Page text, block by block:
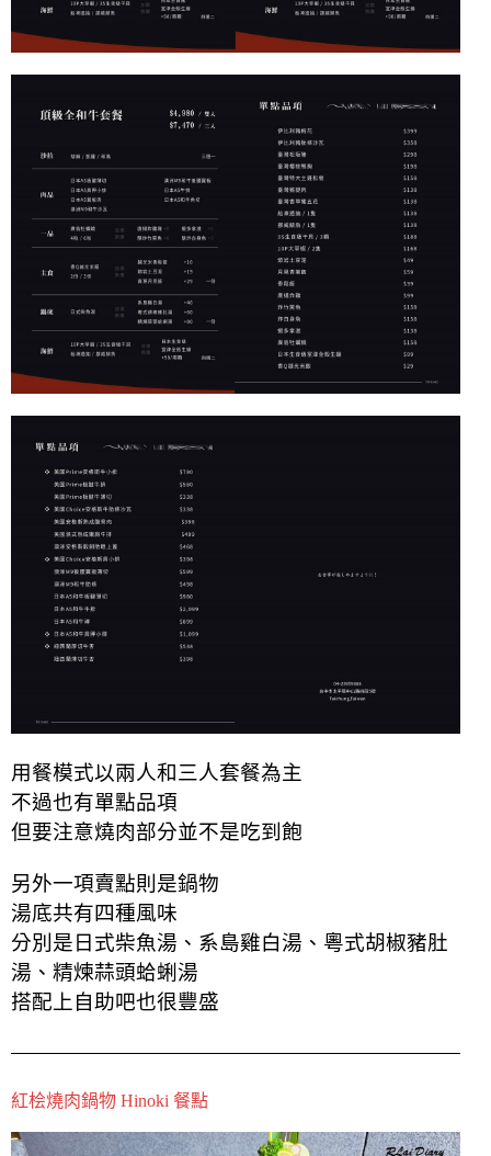
用餐模式以兩人和三人套餐為主
不過也有單點品項
但要注意燒肉部分並不是吃到飽
另外一項賣點則是鍋物
湯底共有四種風味
分別是日式柴魚湯、系島雞白湯、粵式胡椒豬肚
湯、精煉蒜頭蛤蜊湯
搭配上自助吧也很豐盛
紅桧燒肉鍋物 Hinoki 餐點